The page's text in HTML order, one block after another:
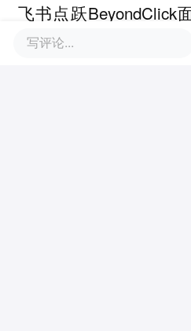
飞书点跃BeyondClick
国内成熟品牌的不同
写评论...